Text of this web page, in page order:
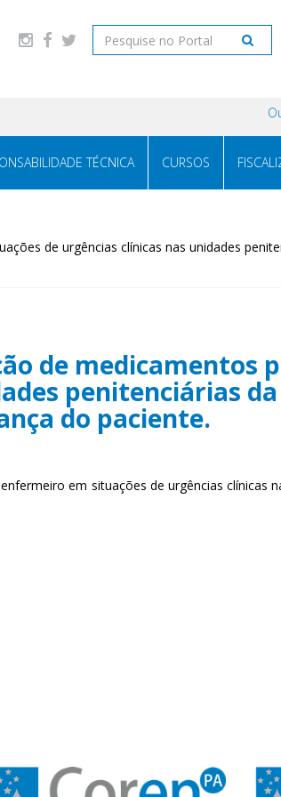
TÉCNICA CURSOS
de urgências clínicas nas unidades
de medicamentos
penitenciárias da
do paciente.
em situações de urgências clínicas